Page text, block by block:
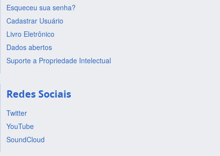
Esqueceu sua senha?
Cadastrar Usuário
Livro Eletrônico
Dados abertos
Suporte a Propriedade Intelectual
Redes Sociais
Twitter
YouTube
SoundCloud